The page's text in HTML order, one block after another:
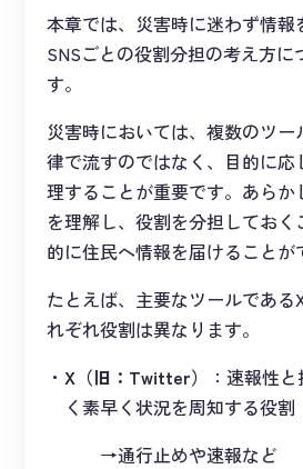
本章では、災害時に迷わず情報
SNSごとの役割分担の考え方に
す。
災害時においては、複数のツ
律で流すのではなく、目的に
理することが重要です。あらか
を理解し、役割を分担してお
的に住民へ情報を届けることが
たとえば、主要なツールである
れぞれ役割は異なります。
X（旧：Twitter）
：速報性
く素早く状況を周知する役割
→通行止めや速報など